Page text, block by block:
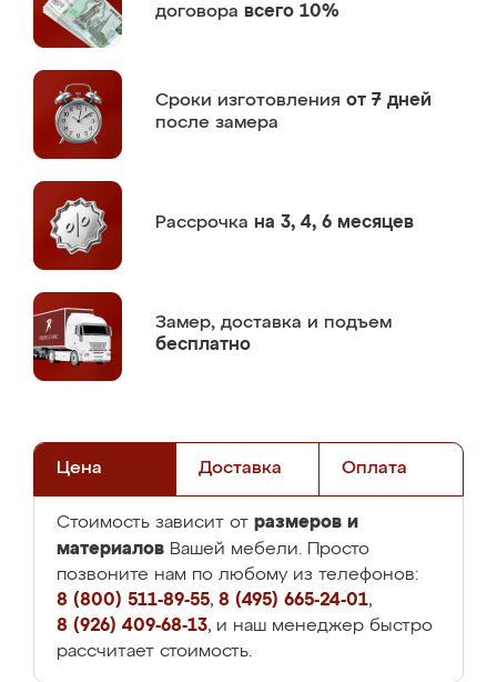
договора всего 10%
Сроки изготовления от 7 дней
после замера
Рассрочка на 3, 4, 6 месяцев
Замер, доставка и подъем
бесплатно
Цена Доставка Оплата
Стоимость зависит от размеров и
материалов Вашей мебели. Просто
позвоните нам по любому из телефонов:
8 (800) 511-89-55, 8 (495) 665-24-01,
8 (926) 409-68-13, и наш менеджер быстро
рассчитает стоимость.